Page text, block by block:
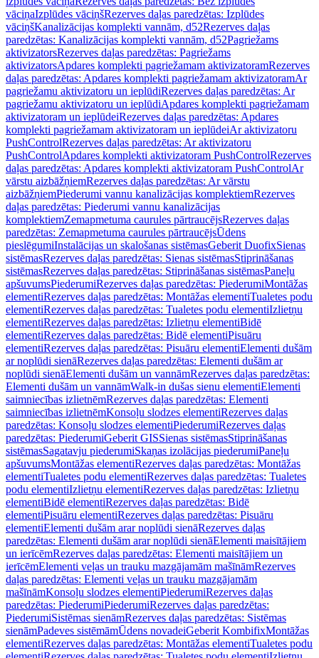
vāciņaIzplūdes vāciņšRezerves daļas paredzētas: Izplūdes
vāciņšKanalizācijas komplekti vannām, d52Rezerves daļas
paredzētas: Kanalizācijas komplekti vannām, d52Pagriežams
aktivizatorsRezerves daļas paredzētas: Pagriežams
aktivizatorsApdares komplekti pagriežamam aktivizatoramRezerves
daļas paredzētas: Apdares komplekti pagriežamam aktivizatoramAr
pagriežamu aktivizatoru un ieplūdiRezerves daļas paredzētas: Ar
pagriežamu aktivizatoru un ieplūdiApdares komplekti pagriežamam
aktivizatoram un ieplūdeiRezerves daļas paredzētas: Apdares
komplekti pagriežamam aktivizatoram un ieplūdeiAr aktivizatoru
PushControlRezerves daļas paredzētas: Ar aktivizatoru
PushControlApdares komplekti aktivizatoram PushControlRezerves
daļas paredzētas: Apdares komplekti aktivizatoram PushControlAr
vārstu aizbāžņiemRezerves daļas paredzētas: Ar vārstu
aizbāžņiemPiederumi vannu kanalizācijas komplektiemRezerves
daļas paredzētas: Piederumi vannu kanalizācijas
komplektiemZemapmetuma caurules pārtraucējsRezerves daļas
paredzētas: Zemapmetuma caurules pārtraucējsŪdens
pieslēgumiInstalācijas un skalošanas sistēmasGeberit DuofixSienas
sistēmasRezerves daļas paredzētas: Sienas sistēmasStiprināšanas
sistēmasRezerves daļas paredzētas: Stiprināšanas sistēmasPaneļu
apšuvumsPiederumiRezerves daļas paredzētas: PiederumiMontāžas
elementiRezerves daļas paredzētas: Montāžas elementiTualetes podu
elementiRezerves daļas paredzētas: Tualetes podu elementiIzlietņu
elementiRezerves daļas paredzētas: Izlietņu elementiBidē
elementiRezerves daļas paredzētas: Bidē elementiPisuāru
elementiRezerves daļas paredzētas: Pisuāru elementiElementi dušām
ar noplūdi sienāRezerves daļas paredzētas: Elementi dušām ar
noplūdi sienāElementi dušām un vannāmRezerves daļas paredzētas:
Elementi dušām un vannāmWalk-in dušas sienu elementiElementi
saimniecības izlietnēmRezerves daļas paredzētas: Elementi
saimniecības izlietnēmKonsoļu slodzes elementiRezerves daļas
paredzētas: Konsoļu slodzes elementiPiederumiRezerves daļas
paredzētas: PiederumiGeberit GISSienas sistēmasStiprināšanas
sistēmasSagatavju piederumiSkaņas izolācijas piederumiPaneļu
apšuvumsMontāžas elementiRezerves daļas paredzētas: Montāžas
elementiTualetes podu elementiRezerves daļas paredzētas: Tualetes
podu elementiIzlietņu elementiRezerves daļas paredzētas: Izlietņu
elementiBidē elementiRezerves daļas paredzētas: Bidē
elementiPisuāru elementiRezerves daļas paredzētas: Pisuāru
elementiElementi dušām arar noplūdi sienāRezerves daļas
paredzētas: Elementi dušām arar noplūdi sienāElementi maisītājiem
un ierīcēmRezerves daļas paredzētas: Elementi maisītājiem un
ierīcēmElementi veļas un trauku mazgājamām mašīnāmRezerves
daļas paredzētas: Elementi veļas un trauku mazgājamām
mašīnāmKonsoļu slodzes elementiPiederumiRezerves daļas
paredzētas: PiederumiPiederumiRezerves daļas paredzētas:
PiederumiSistēmas sienāmRezerves daļas paredzētas: Sistēmas
sienāmPadeves sistēmāmŪdens novadeiGeberit KombifixMontāžas
elementiRezerves daļas paredzētas: Montāžas elementiTualetes podu